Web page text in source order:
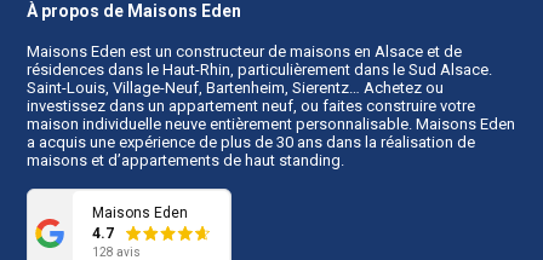
À propos de Maisons Eden
Maisons Eden est un constructeur de maisons en Alsace et de
résidences dans le Haut-Rhin, particulièrement dans le Sud Alsace.
Saint-Louis, Village-Neuf, Bartenheim, Sierentz… Achetez ou
investissez dans un appartement neuf, ou faites construire votre
maison individuelle neuve entièrement personnalisable. Maisons Eden
a acquis une expérience de plus de 30 ans dans la réalisation de
maisons et d’appartements de haut standing.
Maisons Eden
4.7
128 avis